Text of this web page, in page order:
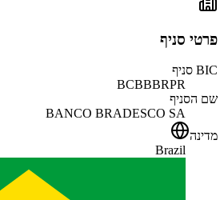
פרטי סניף
BIC סניף
BCBBBRPR
שם הסניף
BANCO BRADESCO SA
מדינה
Brazil